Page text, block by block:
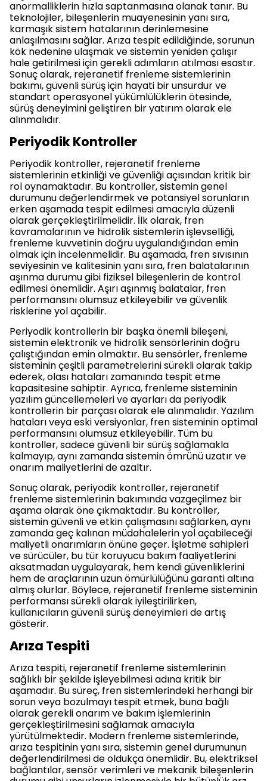
anormalliklerin hızla saptanmasına olanak tanır. Bu
teknolojiler, bileşenlerin muayenesinin yanı sıra,
karmaşık sistem hatalarının derinlemesine
anlaşılmasını sağlar. Arıza tespit edildiğinde, sorunun
kök nedenine ulaşmak ve sistemin yeniden çalışır
hale getirilmesi için gerekli adımların atılması esastır.
Sonuç olarak, rejeranetif frenleme sistemlerinin
bakımı, güvenli sürüş için hayati bir unsurdur ve
standart operasyonel yükümlülüklerin ötesinde,
sürüş deneyimini geliştiren bir yatırım olarak ele
alınmalıdır.
Periyodik Kontroller
Periyodik kontroller, rejeranetif frenleme
sistemlerinin etkinliği ve güvenliği açısından kritik bir
rol oynamaktadır. Bu kontroller, sistemin genel
durumunu değerlendirmek ve potansiyel sorunların
erken aşamada tespit edilmesi amacıyla düzenli
olarak gerçekleştirilmelidir. İlk olarak, fren
kavramalarının ve hidrolik sistemlerin işlevselliği,
frenleme kuvvetinin doğru uygulandığından emin
olmak için incelenmelidir. Bu aşamada, fren sıvısının
seviyesinin ve kalitesinin yanı sıra, fren balatalarının
aşınma durumu gibi fiziksel bileşenlerin de kontrol
edilmesi önemlidir. Aşırı aşınmış balatalar, fren
performansını olumsuz etkileyebilir ve güvenlik
risklerine yol açabilir.
Periyodik kontrollerin bir başka önemli bileşeni,
sistemin elektronik ve hidrolik sensörlerinin doğru
çalıştığından emin olmaktır. Bu sensörler, frenleme
sisteminin çeşitli parametrelerini sürekli olarak takip
ederek, olası hataları zamanında tespit etme
kapasitesine sahiptir. Ayrıca, frenleme sisteminin
yazılım güncellemeleri ve ayarları da periyodik
kontrollerin bir parçası olarak ele alınmalıdır. Yazılım
hataları veya eski versiyonlar, fren sisteminin optimal
performansını olumsuz etkileyebilir. Tüm bu
kontroller, sadece güvenli bir sürüş sağlamakla
kalmayıp, aynı zamanda sistemin ömrünü uzatır ve
onarım maliyetlerini de azaltır.
Sonuç olarak, periyodik kontroller, rejeranetif
frenleme sistemlerinin bakımında vazgeçilmez bir
aşama olarak öne çıkmaktadır. Bu kontroller,
sistemin güvenli ve etkin çalışmasını sağlarken, aynı
zamanda geç kalınan müdahalelerin yol açabileceği
maliyetli onarımların önüne geçer. İşletme sahipleri
ve sürücüler, bu tür koruyucu bakım faaliyetlerini
aksatmadan uygulayarak, hem kendi güvenliklerini
hem de araçlarının uzun ömürlülüğünü garanti altına
almış olurlar. Böylece, rejeranetif frenleme sisteminin
performansı sürekli olarak iyileştirilirken,
kullanıcıların güvenli sürüş deneyimleri de artış
gösterir.
Arıza Tespiti
Arıza tespiti, rejeranetif frenleme sistemlerinin
sağlıklı bir şekilde işleyebilmesi adına kritik bir
aşamadır. Bu süreç, fren sistemlerindeki herhangi bir
sorun veya bozulmayı tespit etmek, buna bağlı
olarak gerekli onarım ve bakım işlemlerinin
gerçekleştirilmesini sağlamak amacıyla
yürütülmektedir. Modern frenleme sistemlerinde,
arıza tespitinin yanı sıra, sistemin genel durumunun
değerlendirilmesi de oldukça önemlidir. Bu, elektriksel
bağlantılar, sensör verimleri ve mekanik bileşenlerin